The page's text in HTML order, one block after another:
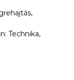
Technika,